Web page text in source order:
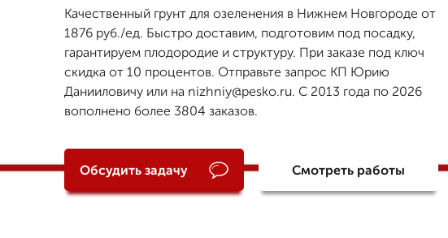
Качественный грунт для озеленения в Нижнем Новгороде от
1876 руб./ед. Быстро доставим, подготовим под посадку,
гарантируем плодородие и структуру. При заказе под ключ
скидка от 10 процентов. Отправьте запрос КП Юрию
Данииловичу или на nizhniy@pesko.ru. С 2013 года по 2026
вополнено более 3804 заказов.
Обсудить задачу Смотреть работы